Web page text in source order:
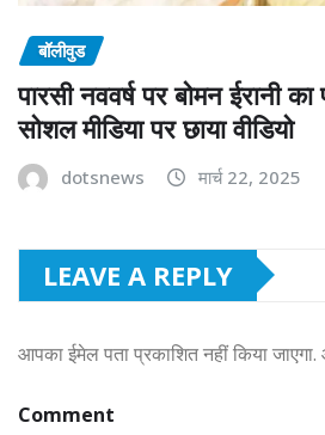
बॉलीवुड
पारसी नववर्ष पर बोमन ईरानी
सोशल मीडिया पर छाया वीडियो
dotsnews मार्च 22, 2025
LEAVE A REPLY
आपका ईमेल पता प्रकाशित नहीं किया जाएगा.
Comment